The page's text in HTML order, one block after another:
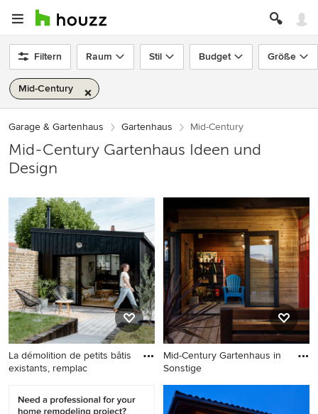
Filtern Raum Stil Budget Größe
Mid-Century
Garage & Gartenhaus Gartenhaus Mid-Century
Mid-Century Gartenhaus Ideen und
Design
La démolition de petits bâtis
existants, remplac
Retro Gartenhaus in Nantes
Mid-Century Gartenhaus in
Sonstige
Mid-Century Gartenhaus in
Sonstige